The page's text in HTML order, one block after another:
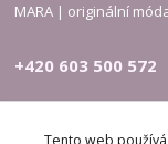
MARA | originální
+420 603 500 572
Tento web